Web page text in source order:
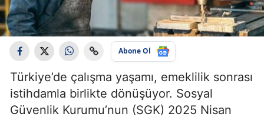
Abone Ol
Türkiye’de çalışma yaşamı, emeklilik sonrası
istihdamla birlikte dönüşüyor. Sosyal
Güvenlik Kurumu’nun (SGK) 2025 Nisan